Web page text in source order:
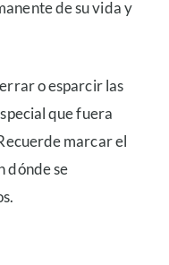
de su vida y
o esparcir las
que fuera
marcar el
dónde se